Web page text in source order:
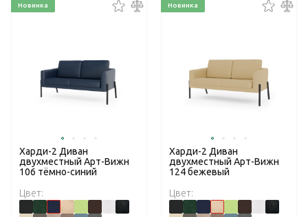
Новинка
Харди-2 Диван
двухместный Арт-Вижн
106 тёмно-синий
Цвет:
Новинка
Харди-2 Диван
двухместный Арт-Вижн
124 бежевый
Цвет: